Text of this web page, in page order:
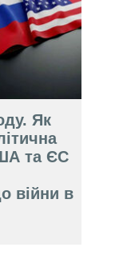
Як
та ЄС
війни в